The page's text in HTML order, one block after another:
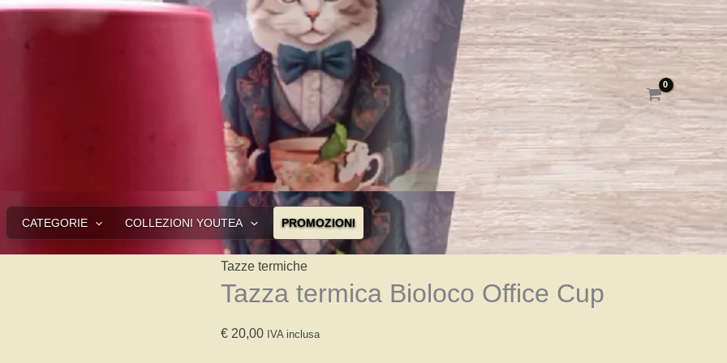
CATEGORIE COLLEZIONI YOUTEA PROMOZIONI
Tazze termiche
Tazza termica Bioloco Office Cup
€ 20,00 IVA inclusa